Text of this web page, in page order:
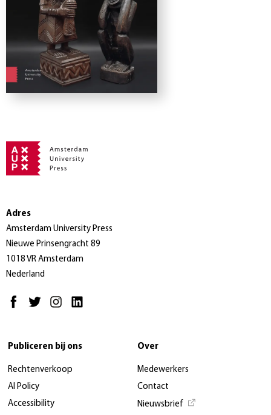
Adres
Amsterdam University Press
Nieuwe Prinsengracht 89
1018 VR Amsterdam
Nederland
Publiceren bij ons
Rechtenverkoop
AI Policy
Accessibility
Over
Medewerkers
Contact
Nieuwsbrief